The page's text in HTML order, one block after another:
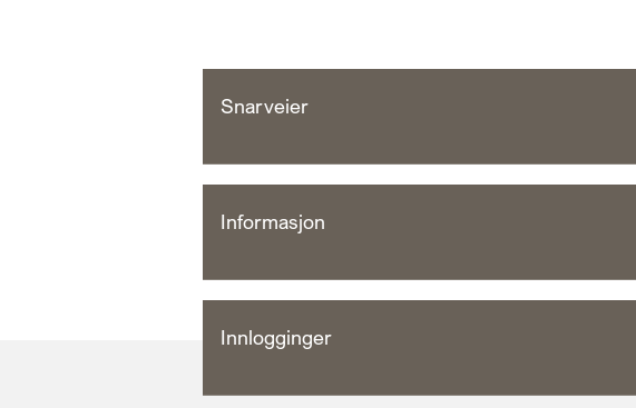
Snarveier
Informasjon
Innlogginger